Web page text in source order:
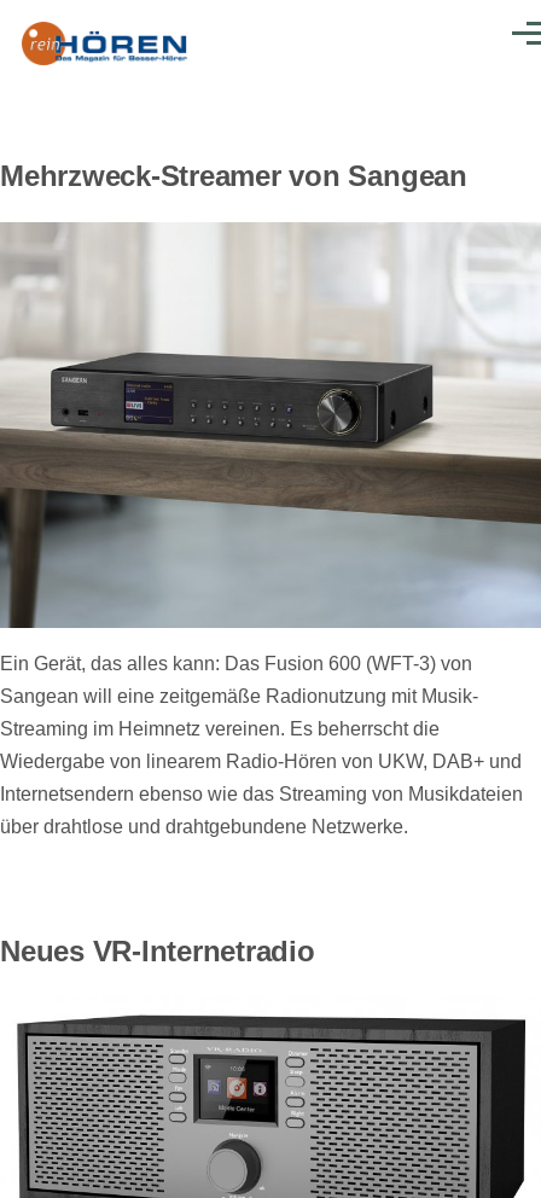
Mehrzweck-Streamer von Sangean
Ein Gerät, das alles kann: Das Fusion 600 (WFT-3) von
Sangean will eine zeitgemäße Radionutzung mit Musik-
Streaming im Heimnetz vereinen. Es beherrscht die
Wiedergabe von linearem Radio-Hören von UKW, DAB+ und
Internetsendern ebenso wie das Streaming von Musikdateien
über drahtlose und drahtgebundene Netzwerke.
Neues VR-Internetradio